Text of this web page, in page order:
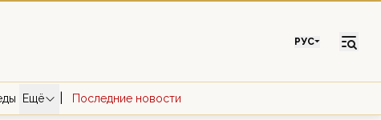
РУС
Ещё Последние новости